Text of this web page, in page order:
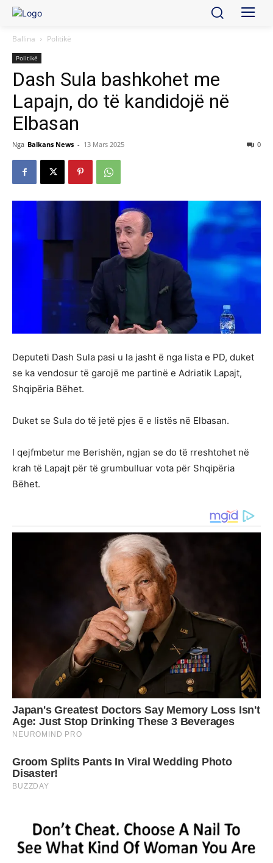
Ballina Politikë
Politikë
Dash Sula bashkohet me
Lapajn, do të kandidojë në
Elbasan
Nga Balkans News - 13 Mars 2025 0
Deputeti Dash Sula pasi u la jasht ë nga lista e PD, duket
se ka vendosur të garojë me partinë e Adriatik Lapajt,
Shqipëria Bëhet.
Duket se Sula do të jetë pjes ë e listës në Elbasan.
I qejfmbetur me Berishën, ngjan se do të rreshtohet në
krah të Lapajt për të grumbulluar vota për Shqipëria
Bëhet.